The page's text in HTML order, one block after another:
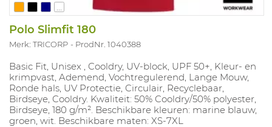
Polo Slimfit 180
Merk: TRICORP ProdNr. 1040388
Basic Fit, Unisex , Cooldry, UV-block, UPF 50+, Kleur- en
krimpvast, Ademend, Vochtregulerend, Lange Mouw,
Ronde hals, UV Protectie, Circulair, Recyclebaar,
Birdseye, Cooldry. Kwaliteit: 50% Cooldry/50% polyester,
Birdseye, 180 g/m². Beschikbare kleuren: marine blauw,
groen, wit. Beschikbare maten: XS-7XL